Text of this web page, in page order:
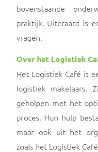
bovenstaande
praktijk. Uiteraard is
vragen.
Over het Logistiek
Het Logistiek Café is
logistiek makelaars.
geholpen met het
proces. Hun hulp
maar ook uit het
zoals het Logistiek